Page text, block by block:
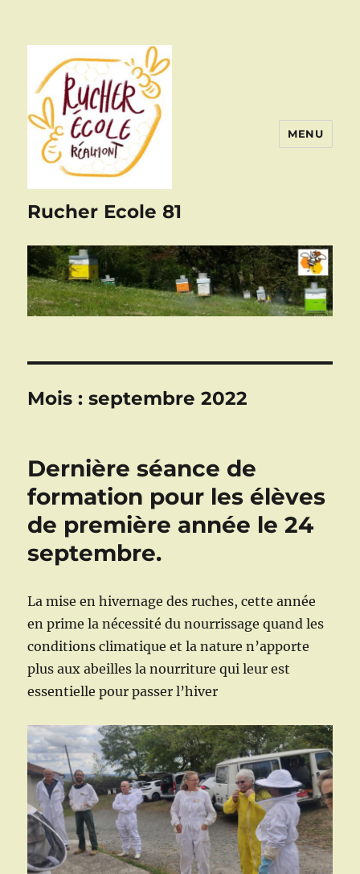
Rucher Ecole 81
MENU
Mois :septembre 2022
Dernière séance de
formation pour les élèves
de première année le 24
septembre.
La mise en hivernage des ruches, cette année
en prime la nécessité du nourrissage quand les
conditions climatique et la nature n’apporte
plus aux abeilles la nourriture qui leur est
essentielle pour passer l’hiver